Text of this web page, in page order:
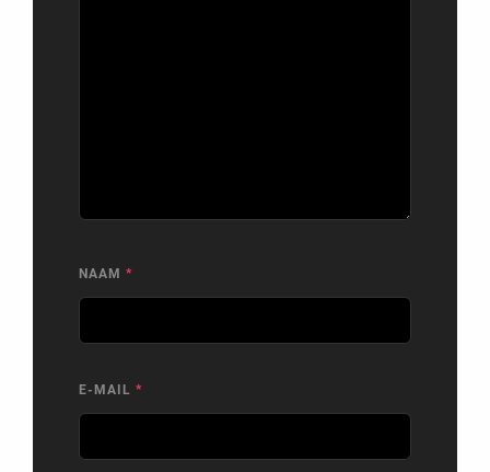
NAAM *
E-MAIL *